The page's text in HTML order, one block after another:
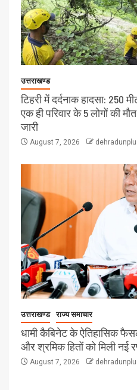
उत्तराखण्ड
टिहरी में दर्दनाक हादसा: 250
एक ही परिवार के 5 लोगों की
जारी
August 7, 2026
उत्तराखण्ड राज्य समाचार
धामी कैबिनेट के ऐतिहासिक
और श्रमिक हितों को मिली नई
August 7, 2026